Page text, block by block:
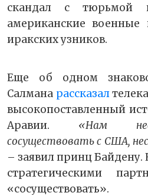
скандал с тюрьмой
американские
иракских узников.
Еще об одном
Салмана рассказал
высокопоставленный
Аравии. «Нам
сосуществовать с США,
– заявил принц
стратегическими
«сосуществовать».